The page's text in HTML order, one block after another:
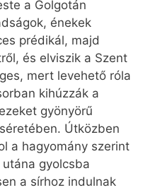
a Golgotán
énekek
prédikál, majd
és elviszik a Szent
mert levehető róla
kihúzzák a
gyönyörű
Útközben
a hagyomány szerint
gyolcsba
a sírhoz indulnak